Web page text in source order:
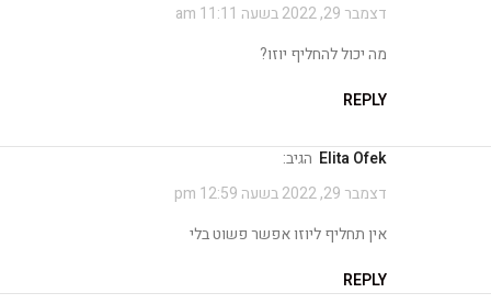
דצמבר 29, 2022 בשעה 11:11 am
מה יכול להחליף יוזו?
REPLY
Elita Ofek
הגיב:
דצמבר 29, 2022 בשעה 12:59 pm
אין תחליף ליוזו אפשר פשוט בלי
REPLY